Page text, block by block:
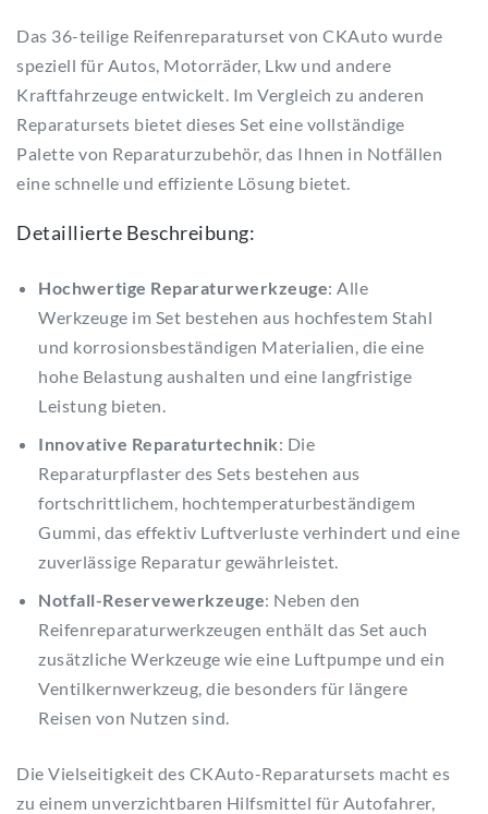
Das 36-teilige Reifenreparaturset von CKAuto wurde
speziell für Autos, Motorräder, Lkw und andere
Kraftfahrzeuge entwickelt. Im Vergleich zu anderen
Reparatursets bietet dieses Set eine vollständige
Palette von Reparaturzubehör, das Ihnen in Notfällen
eine schnelle und effiziente Lösung bietet.
Detaillierte Beschreibung:
Hochwertige Reparaturwerkzeuge: Alle
Werkzeuge im Set bestehen aus hochfestem Stahl
und korrosionsbeständigen Materialien, die eine
hohe Belastung aushalten und eine langfristige
Leistung bieten.
Innovative Reparaturtechnik: Die
Reparaturpflaster des Sets bestehen aus
fortschrittlichem, hochtemperaturbeständigem
Gummi, das effektiv Luftverluste verhindert und eine
zuverlässige Reparatur gewährleistet.
Notfall-Reservewerkzeuge: Neben den
Reifenreparaturwerkzeugen enthält das Set auch
zusätzliche Werkzeuge wie eine Luftpumpe und ein
Ventilkernwerkzeug, die besonders für längere
Reisen von Nutzen sind.
Die Vielseitigkeit des CKAuto-Reparatursets macht es
zu einem unverzichtbaren Hilfsmittel für Autofahrer,